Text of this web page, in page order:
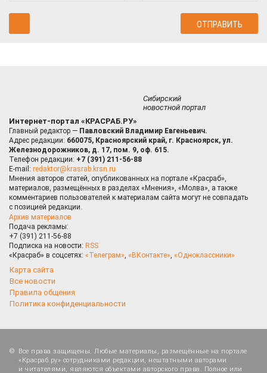
Сибирский
новостной портал
Интернет-портал «КРАСРАБ.РУ»
Главный редактор — Павловский Владимир Евгеньевич.
Адрес редакции: 660075, Красноярский край, г. Красноярск, ул.
Железнодорожников, д. 17, пом. 9, оф. 615.
Телефон редакции: +7 (391) 211-56-88
E-mail: redaktor@krasrab.krsn.ru
Мнения авторов статей, опубликованных на портале «Красраб»,
материалов, размещённых в разделах «Мнения», «Молва», а также
комментариев пользователей к материалам сайта могут не совпадать
с позицией редакции.
Архив материалов
Подача рекламы:
+7 (391) 211-56-88
Подписка на новости: RSS
«Красраб» в соцсетях: «Телеграм», «ВКонтакте», «Одноклассники»
Карта сайта
Все новости
Правила общения
Политика конфиденциальности
Все права защищены. Любые материалы, размещённые на портале
«Красраб.ру» сотрудниками редакции, нештатными авторами
и читателями, являются объектами авторского права. Полное или